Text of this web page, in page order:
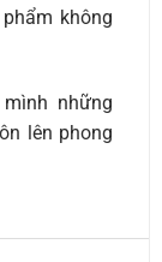
không
những
lên phong